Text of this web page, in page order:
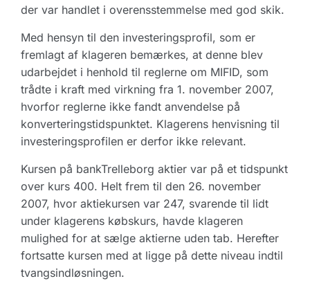
der var handlet i overensstemmelse med god skik.
Med hensyn til den investeringsprofil, som er
fremlagt af klageren bemærkes, at denne blev
udarbejdet i henhold til reglerne om MIFID, som
trådte i kraft med virkning fra 1. november 2007,
hvorfor reglerne ikke fandt anvendelse på
konverteringstidspunktet. Klagerens henvisning til
investeringsprofilen er derfor ikke relevant.
Kursen på bankTrelleborg aktier var på et tidspunkt
over kurs 400. Helt frem til den 26. november
2007, hvor aktiekursen var 247, svarende til lidt
under klagerens købskurs, havde klageren
mulighed for at sælge aktierne uden tab. Herefter
fortsatte kursen med at ligge på dette niveau indtil
tvangsindløsningen.